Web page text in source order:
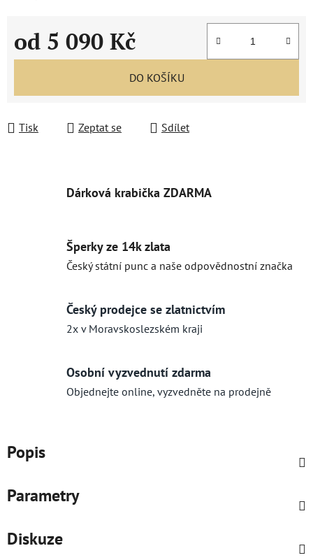
od 5 090 Kč
Měrná cena:
DO KOŠÍKU
Tisk Zeptat se Sdílet
Dárková krabička ZDARMA
Šperky ze 14k zlata
Český státní punc a naše odpovědnostní značka
Český prodejce se zlatnictvím
2x v Moravskoslezském kraji
Osobní vyzvednutí zdarma
Objednejte online, vyzvedněte na prodejně
Popis
Parametry
Diskuze